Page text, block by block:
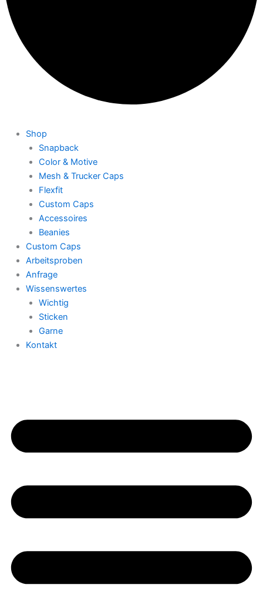
Shop
Snapback
Color & Motive
Mesh & Trucker Caps
Flexfit
Custom Caps
Accessoires
Beanies
Custom Caps
Arbeitsproben
Anfrage
Wissenswertes
Wichtig
Sticken
Garne
Kontakt